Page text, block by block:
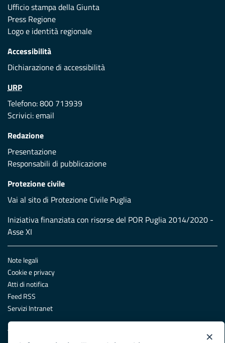
Ufficio stampa della Giunta
Press Regione
Logo e identità regionale
Accessibilità
Dichiarazione di accessibilità
URP
Telefono: 800 713939
Scrivici:email
Redazione
Presentazione
Responsabili di pubblicazione
Protezione civile
Vai al sito di Protezione Civile Puglia
Iniziativa finanziata con risorse del POR Puglia 2014/2020 -
Asse XI
Note legali
Cookie e privacy
Atti di notifica
Feed RSS
Servizi Intranet
×